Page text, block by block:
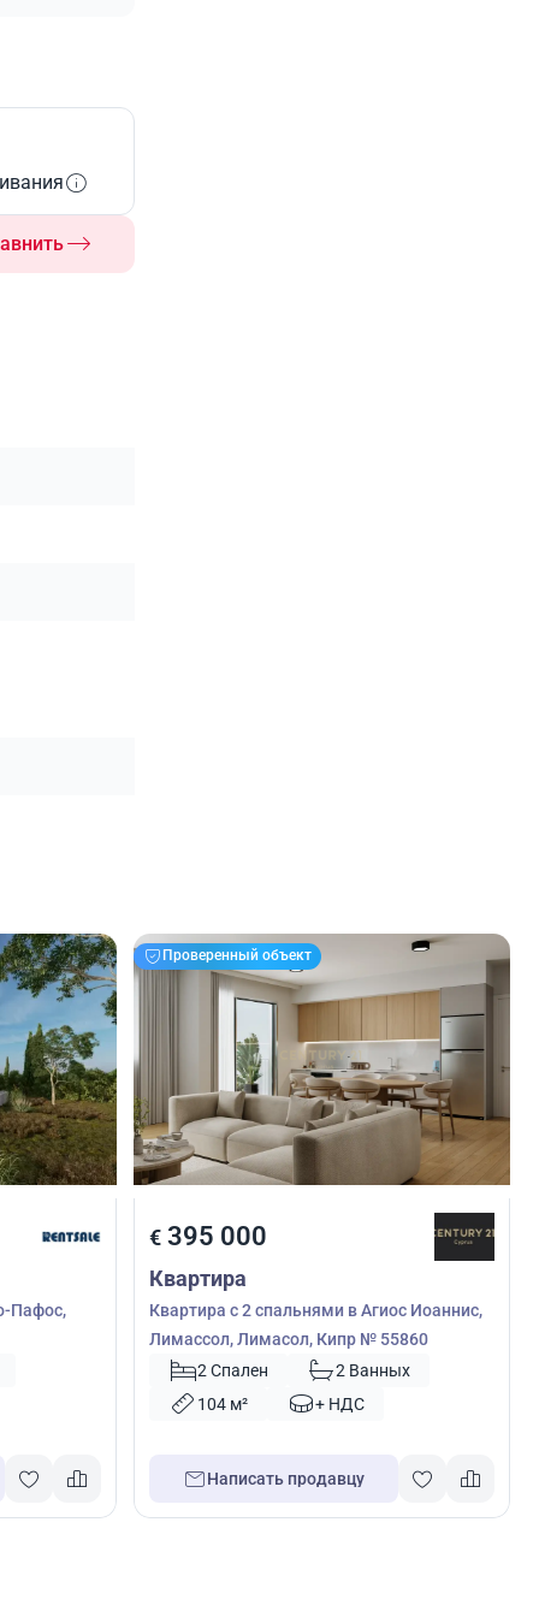
Пафос,
Проверенный объект
€395 000
Квартира
Квартира с 2 спальнями в Агиос Иоаннис,
Лимассол, Лимасол, Кипр № 55860
2 Спален
2 Ванных
104 м²
+ НДС
Написать продавцу